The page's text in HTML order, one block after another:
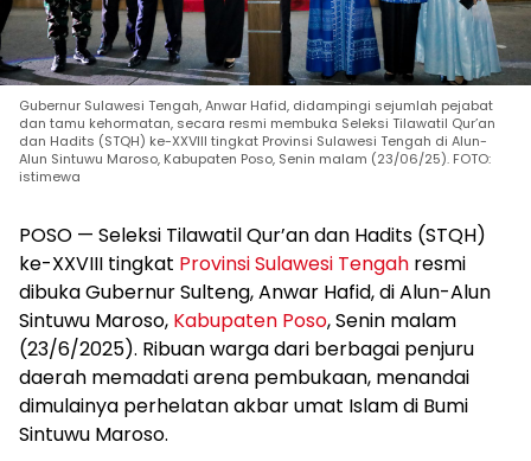
Gubernur Sulawesi Tengah, Anwar Hafid, didampingi sejumlah pejabat
dan tamu kehormatan, secara resmi membuka Seleksi Tilawatil Qur’an
dan Hadits (STQH) ke-XXVIII tingkat Provinsi Sulawesi Tengah di Alun-
Alun Sintuwu Maroso, Kabupaten Poso, Senin malam (23/06/25). FOTO:
istimewa
POSO — Seleksi Tilawatil Qur’an dan Hadits (STQH)
ke-XXVIII tingkat Provinsi Sulawesi Tengah resmi
dibuka Gubernur Sulteng, Anwar Hafid, di Alun-Alun
Sintuwu Maroso, Kabupaten Poso, Senin malam
(23/6/2025). Ribuan warga dari berbagai penjuru
daerah memadati arena pembukaan, menandai
dimulainya perhelatan akbar umat Islam di Bumi
Sintuwu Maroso.